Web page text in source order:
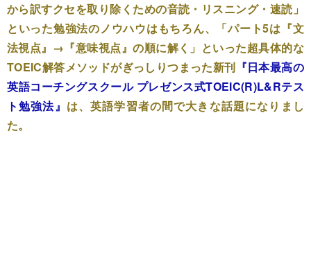
から訳すクセを取り除くための音読・リスニング・速読」
といった勉強法のノウハウはもちろん、「パート5は『文
法視点』→『意味視点』の順に解く」といった超具体的な
TOEIC解答メソッドがぎっしりつまった新刊 『日本最高の
英語コーチングスクール プレゼンス式TOEIC(R)L&Rテス
ト勉強法』 は、英語学習者の間で大きな話題になりまし
た。